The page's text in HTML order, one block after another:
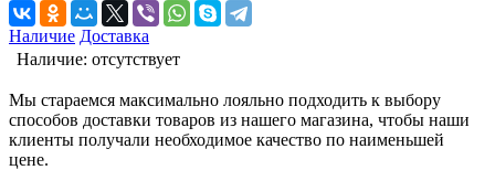
Наличие Доставка
Наличие: отсутствует
Мы стараемся максимально лояльно подходить к выбору
способов доставки товаров из нашего магазина, чтобы наши
клиенты получали необходимое качество по наименьшей
цене.